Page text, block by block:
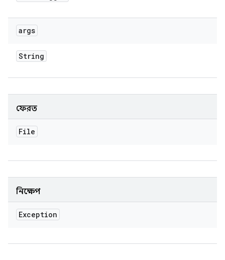
args
String
ফেরত
File
নিক্ষেপ
Exception